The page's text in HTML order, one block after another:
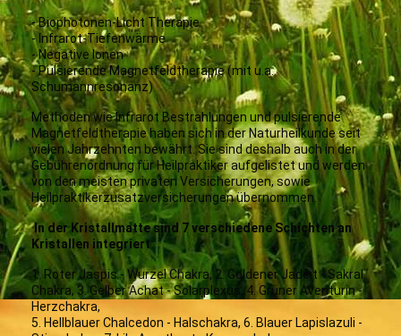
- Biophotonen-Licht Therapie
- Infrarot-Tiefenwärme
- Negative Ionen
- Pulsierende Magnetfeldtherapie (mit u.a.
Schumannresonanz)
Methoden wie Infrarot Bestrahlungen und pulsierende
Magnetfeldtherapie haben sich in der Naturheilkunde seit
vielen Jahrzehnten bewährt. Sie sind deshalb auch in der
Gebührenordnung für Heilpraktiker aufgelistet und werden
von den meisten privaten Versicherungen, sowie
Heilpraktikerzusatzversicherungen übernommen.
In der Kristallmatte sind 7 verschiedene Schichten an
Kristallen integriert
1. Roter Jaspis - Wurzel Chakra, 2. Goldener Jadeit - Sakral
Chakra, 3. Gelber Achat - Solarplexus, 4. Grüner Aventurin -
Herzchakra,
5. Hellblauer Chalcedon - Halschakra, 6. Blauer Lapislazuli -